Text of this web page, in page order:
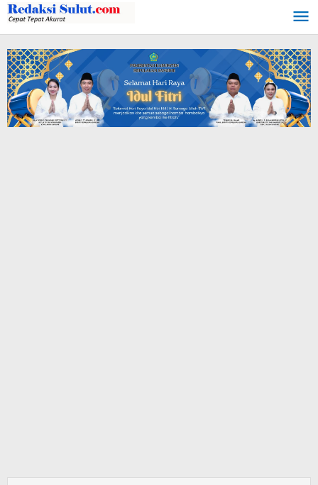
Lewati
ke
konten